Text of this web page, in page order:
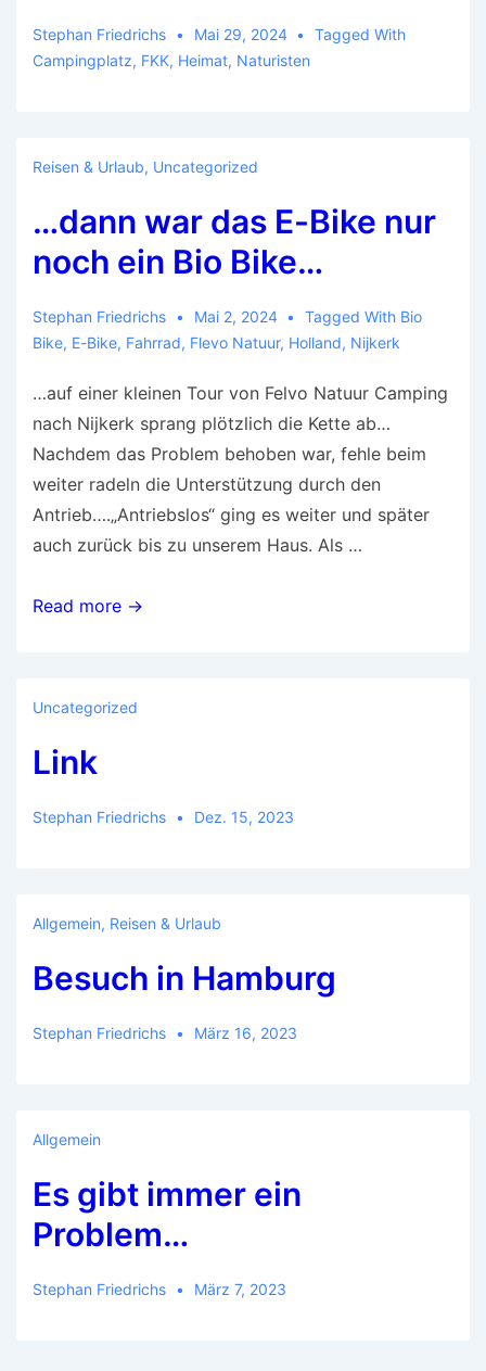
Stephan Friedrichs Mai 29, 2024
Tagged With
Campingplatz, FKK, Heimat, Naturisten
Reisen & Urlaub, Uncategorized
…dann war das E-Bike nur
noch ein Bio Bike…
Stephan Friedrichs Mai 2, 2024 Tagged With Bio
Bike, E-Bike, Fahrrad, Flevo Natuur, Holland, Nijkerk
…auf einer kleinen Tour von Felvo Natuur Camping
nach Nijkerk sprang plötzlich die Kette ab…
Nachdem das Problem behoben war, fehle beim
weiter radeln die Unterstützung durch den
Antrieb….„Antriebslos“ ging es weiter und später
auch zurück bis zu unserem Haus. Als …
…
das
Bike
noch
Read more →
Uncategorized
Link
Stephan Friedrichs Dez. 15, 2023
Allgemein, Reisen & Urlaub
Besuch in Hamburg
Stephan Friedrichs März 16, 2023
Allgemein
Es gibt immer ein
Problem…
Stephan Friedrichs März 7, 2023